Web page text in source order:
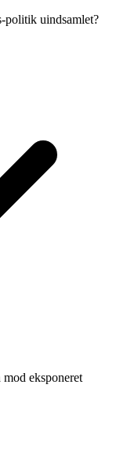
politik uindsamlet?
eksponeret